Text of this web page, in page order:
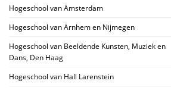
Hogeschool van Amsterdam
Hogeschool van Arnhem en Nijmegen
Hogeschool van Beeldende Kunsten, Muziek en
Dans, Den Haag
Hogeschool van Hall Larenstein